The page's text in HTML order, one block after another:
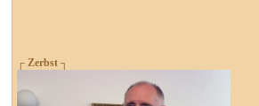
┌ Zerbst ┐